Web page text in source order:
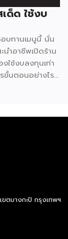
ด็ด ใช้งบ
บทานเมนูนี้ นั่น
นำอาชีพเปิดร้าน
ใช้งบลงทุนเท่า
ขั้นตอนอย่างไร
รกิจ ย่าน
เราควรจะมี
ปลาทับทิม ปลา
หนีไม่พันน้ำจิ้ม
บไม่ว่าจะเป็น
เด็ดหรือทำให้
วร เราจะมี
ตบางกะปิ กรุงเทพฯ